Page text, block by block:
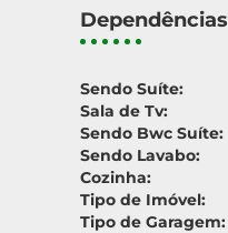
Dependências
Sendo Suíte:
Sala de Tv:
Sendo Bwc Suíte:
Sendo Lavabo:
Cozinha:
Tipo de Imóvel:
Tipo de Garagem: